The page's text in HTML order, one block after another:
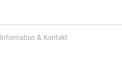
Information & Kontakt